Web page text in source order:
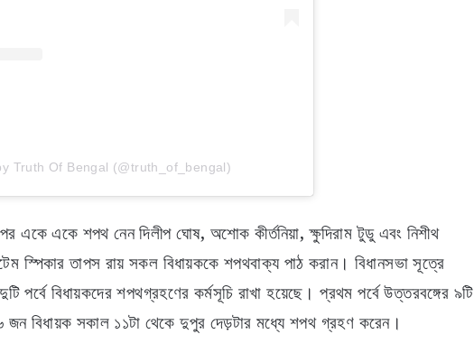
Truth Of Bengal (@truth_of_bengal)
একে একে শপথ নেন দিলীপ ঘোষ, অশোক কীর্তনিয়া, ক্ষুদিরাম টুডু এবং নিশীথ
স্পিকার তাপস রায় সকল বিধায়ককে শপথবাক্য পাঠ করান। বিধানসভা সূত্রে
পর্বে বিধায়কদের শপথগ্রহণের কর্মসূচি রাখা হয়েছে। প্রথম পর্বে উত্তরবঙ্গের ৯টি
জন বিধায়ক সকাল ১১টা থেকে দুপুর দেড়টার মধ্যে শপথ গ্রহণ করেন।